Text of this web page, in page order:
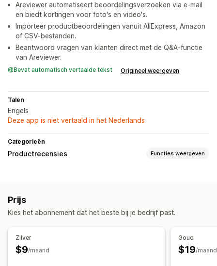
Areviewer automatiseert beoordelingsverzoeken via e-mail
en biedt kortingen voor foto's en video's.
Importeer productbeoordelingen vanuit AliExpress, Amazon
of CSV-bestanden.
Beantwoord vragen van klanten direct met de Q&A-functie
van Areviewer.
Bevat automatisch vertaalde tekst Origineel weergeven
Talen
Engels
Deze app is niet vertaald in het Nederlands
Categorieën
Productrecensies Functies weergeven
Grid-indeling
Samenvattingen van recensies Q&A
Verzoeken via e-mail
Prijs
Kies het abonnement dat het beste bij je bedrijf past.
Zilver
$9/maand
Goud
$19/maand